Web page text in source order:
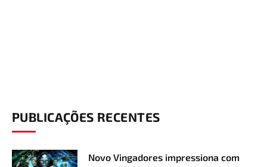
PUBLICAÇÕES RECENTES
Novo Vingadores impressiona com